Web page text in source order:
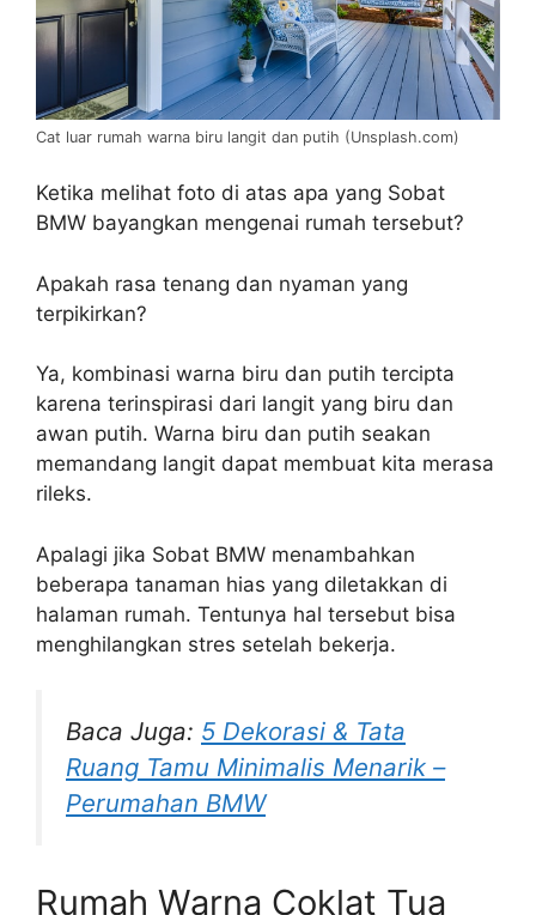
Cat luar rumah warna biru langit dan putih (Unsplash.com)
Ketika melihat foto di atas apa yang Sobat
BMW bayangkan mengenai rumah tersebut?
Apakah rasa tenang dan nyaman yang
terpikirkan?
Ya, kombinasi warna biru dan putih tercipta
karena terinspirasi dari langit yang biru dan
awan putih. Warna biru dan putih seakan
memandang langit dapat membuat kita merasa
rileks.
Apalagi jika Sobat BMW menambahkan
beberapa tanaman hias yang diletakkan di
halaman rumah. Tentunya hal tersebut bisa
menghilangkan stres setelah bekerja.
Baca Juga: 5 Dekorasi & Tata
Ruang Tamu Minimalis Menarik –
Perumahan BMW
Rumah Warna Coklat Tua